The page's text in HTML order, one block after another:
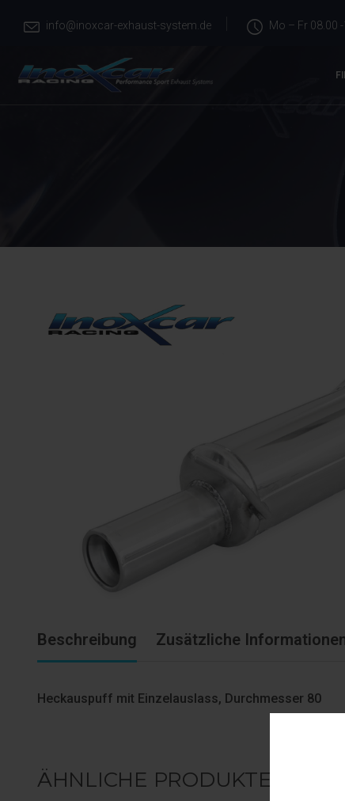
info@inoxcar-exhaust-system.de Mo – Fr 08.00
Beschreibung Zusätzliche
Heckauspuff mit Einzelauslass, Durchmesser 80
ÄHNLICHE PRODUKTE